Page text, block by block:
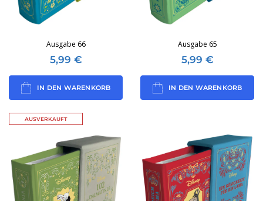
Ausgabe 66
5,99 €
IN DEN WARENKORB
Ausgabe 65
5,99 €
IN DEN WARENKORB
AUSVERKAUFT